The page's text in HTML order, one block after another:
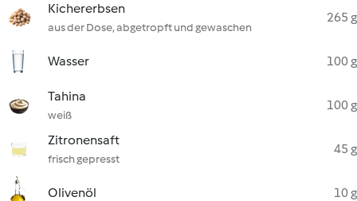
Kichererbsen
aus der Dose, abgetropft und gewaschen
265 g
Wasser 100 g
Tahina
weiß
100 g
Zitronensaft
frisch gepresst
45 g
Olivenöl 10 g